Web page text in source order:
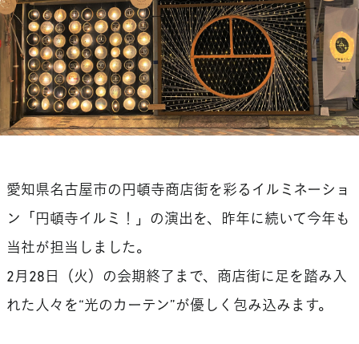
愛知県名古屋市の円頓寺商店街を彩るイルミネーショ
ン「円頓寺イルミ！」の演出を、昨年に続いて今年も
当社が担当しました。
2月28日（火）の会期終了まで、商店街に足を踏み入
れた人々を“光のカーテン”が優しく包み込みます。